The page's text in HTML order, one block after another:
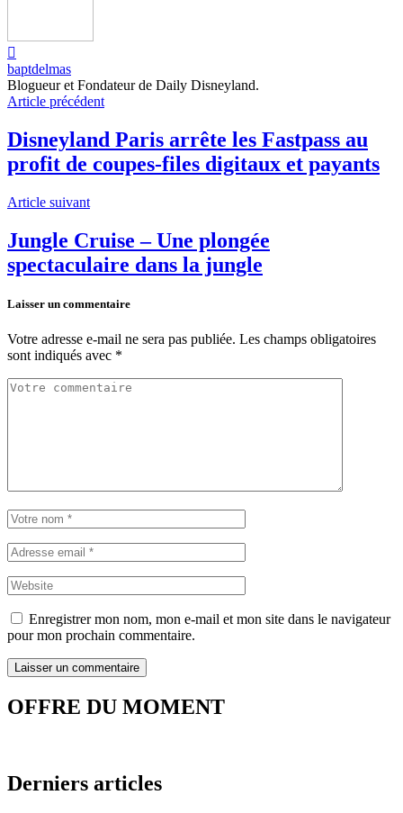
baptdelmas
Blogueur et Fondateur de Daily Disneyland.
Article précédent
Disneyland Paris arrête les Fastpass au
profit de coupes-files digitaux et payants
Article suivant
Jungle Cruise – Une plongée
spectaculaire dans la jungle
Laisser un commentaire
Votre adresse e-mail ne sera pas publiée. Les champs obligatoires
sont indiqués avec *
Enregistrer mon nom, mon e-mail et mon site dans le navigateur
pour mon prochain commentaire.
OFFRE DU MOMENT
Derniers articles